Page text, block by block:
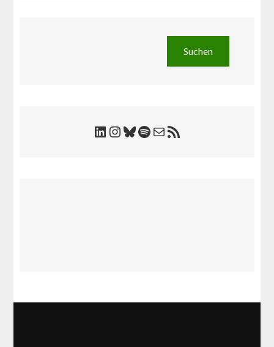
Suchen
LinkedIn
Instagram
Bluesky
Spotify
E-Mail
RSS-Feed